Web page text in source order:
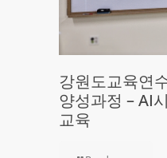
강원도교육연
양성과정 – AI
교육